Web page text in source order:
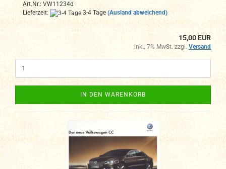
Art.Nr.: VW11234d
Lieferzeit:
3-4 Tage (Ausland abweichend)
15,00 EUR
inkl. 7% MwSt. zzgl. Versand
IN DEN WARENKORB